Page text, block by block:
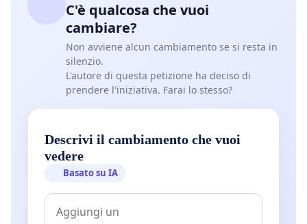
C'è qualcosa che vuoi
cambiare?
Non avviene alcun cambiamento se si resta in
silenzio.
L'autore di questa petizione ha deciso di
prendere l'iniziativa. Farai lo stesso?
Descrivi il cambiamento che vuoi
vedere
Basato su IA